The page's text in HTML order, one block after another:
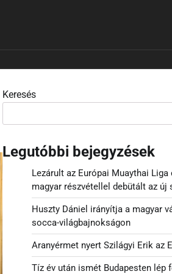
Keresés
Legutóbbi bejegyzések
Lezárult az Európai Muaythai
magyar részvétellel debütált az új
Huszty Dániel irányítja a magyar
socca-világbajnokságon
Aranyérmet nyert Szilágyi Erik az
Tíz év után ismét Budapesten lép